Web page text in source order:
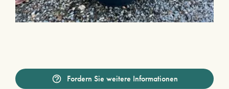
Fordern Sie weitere Informationen